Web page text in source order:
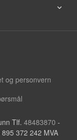
og personvern
Tlf. 48483870 -
372 242 MVA